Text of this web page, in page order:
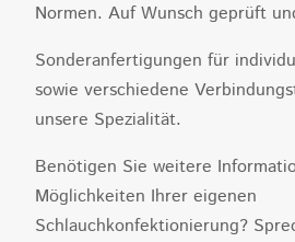
Normen. Auf Wunsch geprüft
Sonderanfertigungen für
sowie verschiedene
unsere Spezialität.
Benötigen Sie weitere
Möglichkeiten Ihrer eigenen
Schlauchkonfektionierung?